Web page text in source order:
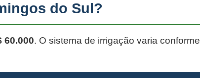
do Sul?
60.000. O sistema de irrigação varia conforme